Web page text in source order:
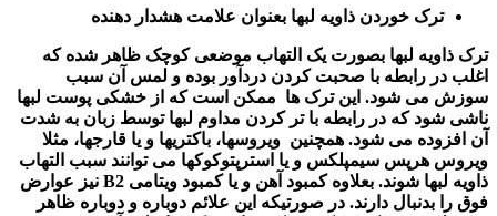
ترک خوردن ذاویه لبها بعنوان علامت هشدار دهنده
ترک ذاویه لبها بصورت یک التهاب موضعی کوچک ظاهر شده که
اغلب در رابطه با صحبت کردن دردآور بوده و لمس آن سبب
سوزش می شود. این ترک ها ممکن است که از خشکی پوست لبها
ناشی شود که در رابطه با تر کردن مداوم لبها توسط زبان به شدت
آن افزوده می شود. همچنین ویروسها، باکتریها و یا قارجها، مثلا
ویروس هرپس سیمپلکس و یا استرپتوکوکها می توانند سبب التهاب
ذاویه لبها شوند. بعلاوه کمبود آهن و یا کمبود ویتامی
نیز عوارض
فوق را بدنبال دارند. در صورتیکه این علائم دوباره و دوباره ظاهر